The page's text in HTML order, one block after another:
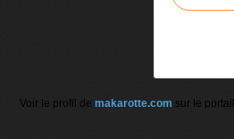
Voir le profil de makarotte.com sur le